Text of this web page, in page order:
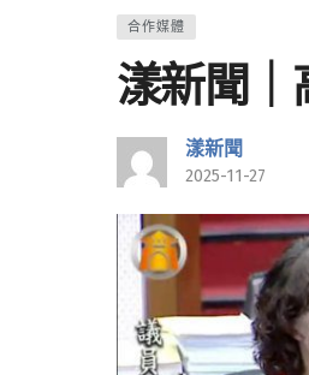
合作媒體
漾新聞｜
漾新聞
2025-11-27